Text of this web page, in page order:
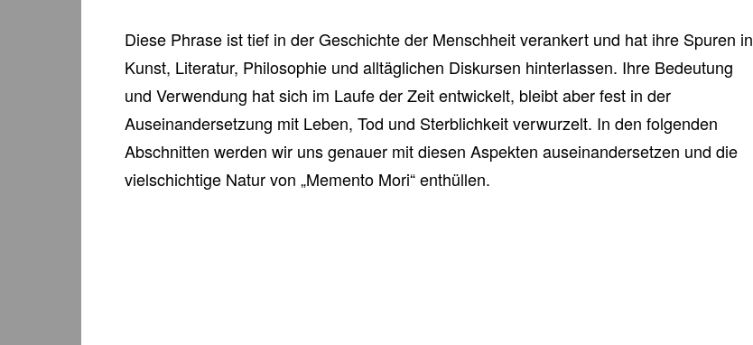
Diese Phrase ist tief in der Geschichte der Menschheit verankert und hat ihre Spuren in
Kunst, Literatur, Philosophie und alltäglichen Diskursen hinterlassen. Ihre Bedeutung
und Verwendung hat sich im Laufe der Zeit entwickelt, bleibt aber fest in der
Auseinandersetzung mit Leben, Tod und Sterblichkeit verwurzelt. In den folgenden
Abschnitten werden wir uns genauer mit diesen Aspekten auseinandersetzen und die
vielschichtige Natur von „Memento Mori“ enthüllen.